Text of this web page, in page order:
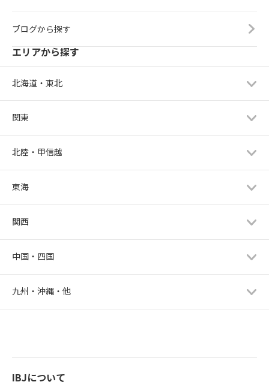
ブログから探す
エリアから探す
北海道・東北
関東
北陸・甲信越
東海
関西
中国・四国
九州・沖縄・他
IBJについて